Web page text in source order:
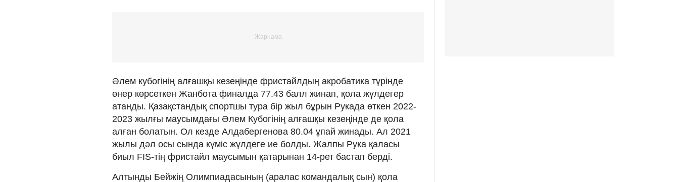
Әлем кубогінің алғашқы кезеңінде фристайлдың акробатика түрінде
өнер көрсеткен Жанбота финалда 77.43 балл жинап, қола жүлдегер
атанды. Қазақстандық спортшы тура бір жыл бұрын Рукада өткен 2022-
2023 жылғы маусымдағы Әлем Кубогінің алғашқы кезеңінде де қола
алған болатын. Ол кезде Алдабергенова 80.04 ұпай жинады. Ал 2021
жылы дәл осы сында күміс жүлдеге ие болды. Жалпы Рука қаласы
биыл FIS-тің фристайл маусымын қатарынан 14-рет бастап берді.
Алтынды Бейжің Олимпиадасының (аралас командалық сын) қола